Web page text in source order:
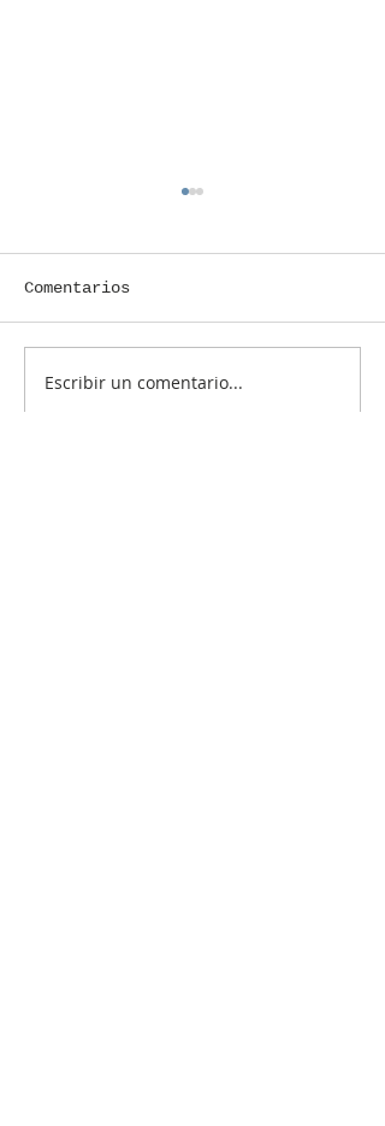
JERSEY ELEGANTE
Comentarios
Escribir un comentario...